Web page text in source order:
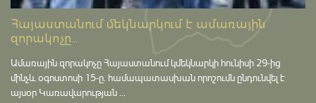
Հայաստանում մեկնարկում է ամառային
զորակոչը...
Ամառային զորակոչը Հայաստանում կմեկնարկի հունիսի 29-ից
մինչև օգոստոսի 15-ը․ համապատասխան որոշումն ընդունվել է
այսօր Կառավարության ...